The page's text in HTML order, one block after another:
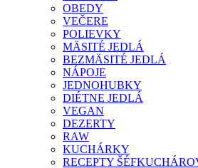
OBEDY
VEČERE
POLIEVKY
MÄSITÉ JEDLÁ
BEZMÄSITÉ JEDLÁ
NÁPOJE
JEDNOHUBKY
DIÉTNE JEDLÁ
VEGAN
DEZERTY
RAW
KUCHÁRKY
RECEPTY